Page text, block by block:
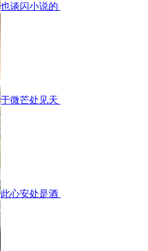
也谈闪小说的
于微芒处见天
此心安处是酒